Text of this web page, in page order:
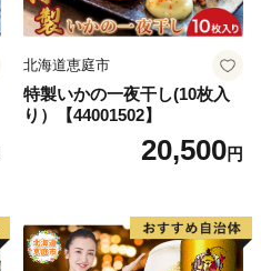
北海道恵庭市
特製いかの一夜干し(10枚入
り）【44001502】
20,500円